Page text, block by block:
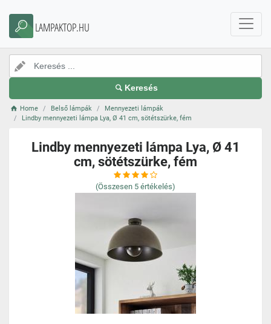
LAMPAKTOP.HU
Keresés
Home Belső lámpák
Mennyezeti lámpák
Lindby mennyezeti lámpa Lya, Ø 41 cm, sötétszürke, fém
Lindby mennyezeti lámpa Lya, Ø 41
cm, sötétszürke, fém
(Összesen 5 értékelés)